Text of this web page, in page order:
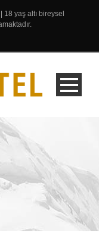
yaş altı bireysel